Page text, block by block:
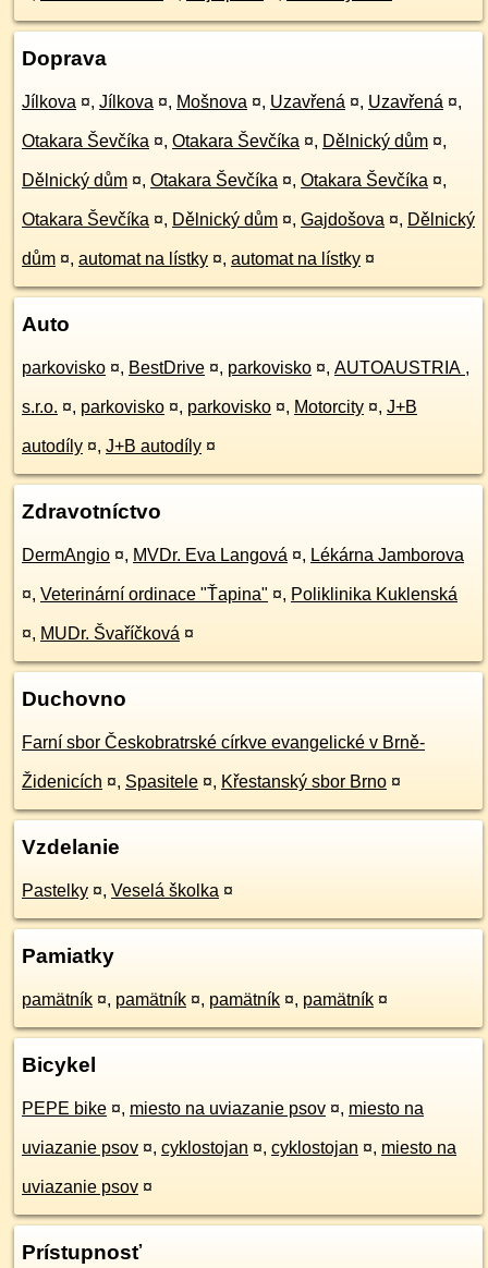
Doprava
Jílkova ¤, Jílkova ¤, Mošnova ¤, Uzavřená ¤, Uzavřená ¤,
Otakara Ševčíka ¤, Otakara Ševčíka ¤, Dělnický dům ¤,
Dělnický dům ¤, Otakara Ševčíka ¤, Otakara Ševčíka ¤,
Otakara Ševčíka ¤, Dělnický dům ¤, Gajdošova ¤, Dělnický
dům ¤, automat na lístky ¤, automat na lístky ¤
Auto
parkovisko ¤, BestDrive ¤, parkovisko ¤, AUTOAUSTRIA ,
s.r.o. ¤, parkovisko ¤, parkovisko ¤, Motorcity ¤, J+B
autodíly ¤, J+B autodíly ¤
Zdravotníctvo
DermAngio ¤, MVDr. Eva Langová ¤, Lékárna Jamborova
¤, Veterinární ordinace "Ťapina" ¤, Poliklinika Kuklenská
¤, MUDr. Švaříčková ¤
Duchovno
Farní sbor Českobratrské církve evangelické v Brně-
Židenicích ¤, Spasitele ¤, Křestanský sbor Brno ¤
Vzdelanie
Pastelky ¤, Veselá školka ¤
Pamiatky
pamätník ¤, pamätník ¤, pamätník ¤, pamätník ¤
Bicykel
PEPE bike ¤, miesto na uviazanie psov ¤, miesto na
uviazanie psov ¤, cyklostojan ¤, cyklostojan ¤, miesto na
uviazanie psov ¤
Prístupnosť